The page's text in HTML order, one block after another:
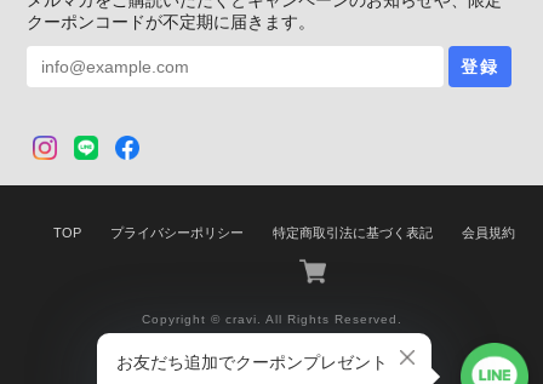
クーポンコードが不定期に届きます。
登録
TOP プライバシーポリシー 特定商取引法に基づく表記 会員規約
Copyright © cravi. All Rights Reserved.